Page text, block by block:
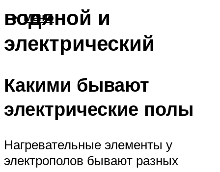
Меню
водяной и
электрический
Какими бывают
электрические полы
Нагревательные элементы у
электрополов бывают разных